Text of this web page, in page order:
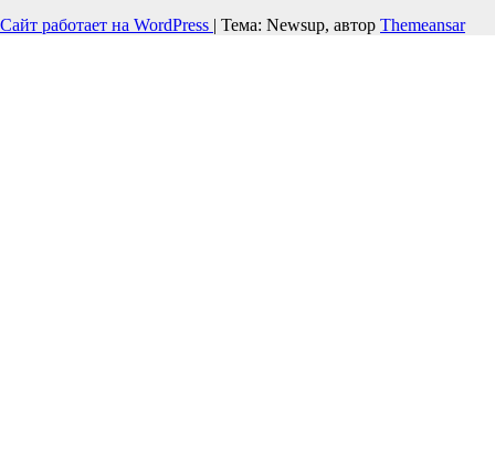
Сайт работает на WordPress | Тема: Newsup, автор Themeansar